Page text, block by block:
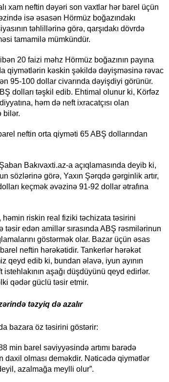
xam neftin dəyəri son vaxtlar hər barel üçün
isə əsasən Hörmüz boğazındakı
təhlillərinə görə, qarşıdakı dövrdə
tamamilə mümkündür.
20 faizi məhz Hörmüz boğazının payına
qiymətlərin kəskin şəkildə dəyişməsinə rəvac
95-100 dollar civarında dəyişdiyi görünür.
dolları təşkil edib. Ehtimal olunur ki, Körfəz
həm də neft ixracatçısı olan
bilər.
neftin orta qiyməti 65 ABŞ dollarından
Bakıvaxti.az-a açıqlamasında deyib ki,
sözlərinə görə, Yaxın Şərqdə gərginlik artır,
keçmək əvəzinə 91-92 dollar ətrafına
həmin riskin real fiziki təchizata təsirini
edən amillər sırasında ABŞ rəsmilərinun
göstərmək olar. Bazar üçün əsas
neftin hərəkətidir. Tankerlər hərəkət
qeyd edib ki, bundan əlavə, iyun ayının
aşağı düşdüyünü qeyd edirlər.
qədər güclü təsir etmir.
təzyiq də azalır
bazara öz təsirini göstərir:
min barel səviyyəsində artımı barədə
daxil olması deməkdir. Nəticədə qiymətlər
azalmağa meylli olur”.